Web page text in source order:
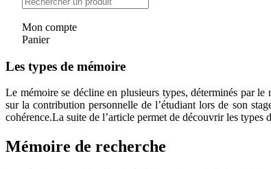
Mon compte
Panier
Les types de mémoire
Le mémoire se décline en plusieurs types, déterminés par
sur la contribution personnelle de l’étudiant lors de son
cohérence.La suite de l’article permet de découvrir les
Mémoire de recherche